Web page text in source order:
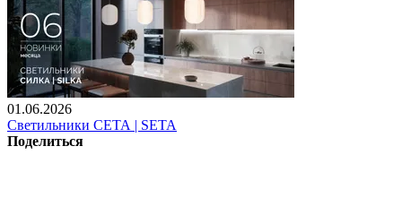
01.06.2026
Светильники СЕТА | SETA
Поделиться